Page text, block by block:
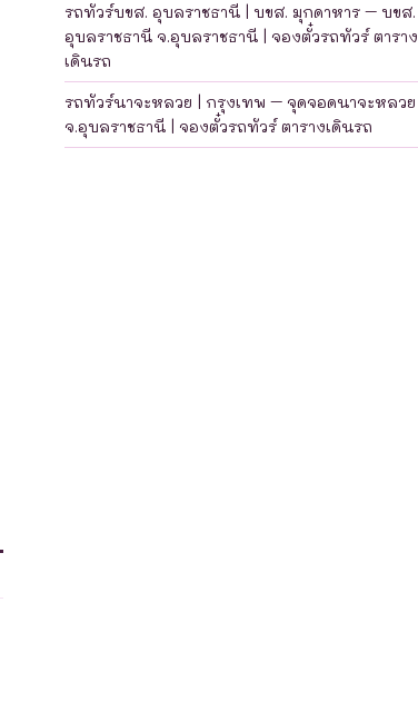
รถทัวร์บขส. อุบลราชธานี | บขส. มุกดาหาร – บขส.
อุบลราชธานี จ.อุบลราชธานี | จองตั๋วรถทัวร์ ตาราง
เดินรถ
รถทัวร์นาจะหลวย | กรุงเทพ – จุดจอดนาจะหลวย
จ.อุบลราชธานี | จองตั๋วรถทัวร์ ตารางเดินรถ